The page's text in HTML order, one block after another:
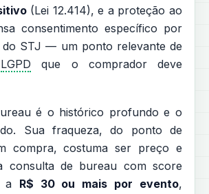
(Lei 12.414), e a proteção ao
consentimento específico por
do STJ — um ponto relevante de
LGPD que o comprador deve
é o histórico profundo e o
Sua fraqueza, do ponto de
compra, costuma ser preço e
consulta de bureau com score
a R$ 30 ou mais por evento,